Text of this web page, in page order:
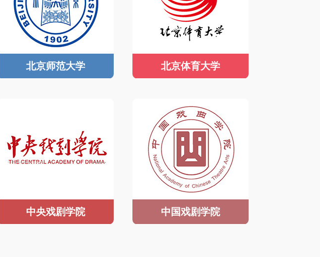
北京师范大学 北京体育大学
中央戏剧学院 中国戏剧学院